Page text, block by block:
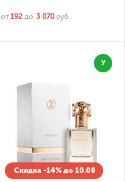
от192 до 3 070 руб.
У
Скидка -14% до 10.08